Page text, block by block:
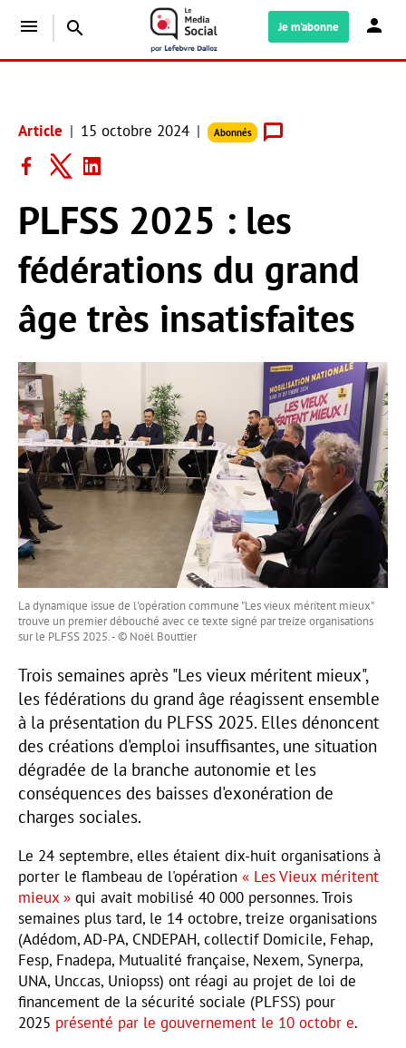
menu search Je m'abonne
Article 15 octobre 2024 Abonnés
PLFSS 2025 : les
fédérations du grand
âge très insatisfaites
La dynamique issue de l'opération commune "Les vieux méritent mieux"
trouve un premier débouché avec ce texte signé par treize organisations
sur le PLFSS 2025. - © Noël Bouttier
Trois semaines après "Les vieux méritent mieux",
les fédérations du grand âge réagissent ensemble
à la présentation du PLFSS 2025. Elles dénoncent
des créations d'emploi insuffisantes, une situation
dégradée de la branche autonomie et les
conséquences des baisses d'exonération de
charges sociales.
Le 24 septembre, elles étaient dix-huit organisations à
porter le flambeau de l'opération « Les Vieux méritent
mieux » qui avait mobilisé 40 000 personnes. Trois
semaines plus tard, le 14 octobre, treize organisations
(Adédom, AD-PA, CNDEPAH, collectif Domicile, Fehap,
Fesp, Fnadepa, Mutualité française, Nexem, Synerpa,
UNA, Unccas, Uniopss) ont réagi au projet de loi de
financement de la sécurité sociale (PLFSS) pour
2025 présenté par le gouvernement le 10 octobr e.